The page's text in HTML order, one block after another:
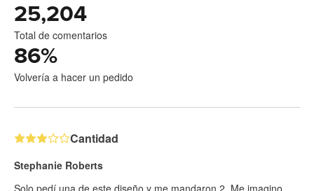
25,204
Total de comentarios
86%
Volvería a hacer un pedido
Cantidad
Stephanie Roberts
Solo pedí una de este diseño y me mandaron 2. Me imagino